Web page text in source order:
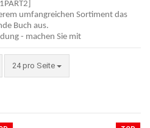
[1PART2]
umfangreichen Sortiment das
Buch aus.
- machen Sie mit
24 pro Seite
pro Seite